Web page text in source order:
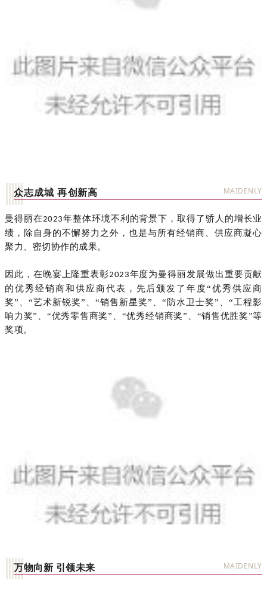
众志成城 再创新高 MAIDENLY
曼得丽在2023年整体环境不利的背景下，取得了骄人的增长业
绩，除自身的不懈努力之外，也是与所有经销商、供应商凝心
聚力、密切协作的成果。
因此，在晚宴上隆重表彰2023年度为曼得丽发展做出重要贡献
的优秀经销商和供应商代表，先后颁发了年度“优秀供应商
奖” 、“艺术新锐奖” 、“销售新星奖” 、“防水卫士奖” 、“工程影
响力奖”
、“优秀零售商奖” 、“优秀经销商奖”
“销售优胜奖”等
奖项。
万物向新 引领未来 MAIDENLY